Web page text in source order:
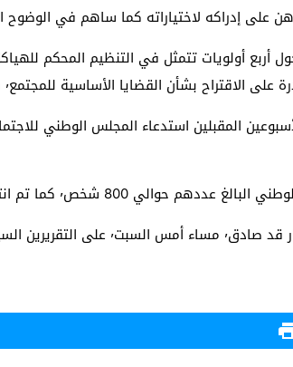
كما ساهم في الوضوح السياسي٬ وهو ما تم تأكيده خلال
أنه سيتم في غضون الأسبوعين المقبلين استدعاء
النظام الأساسي للحزب.